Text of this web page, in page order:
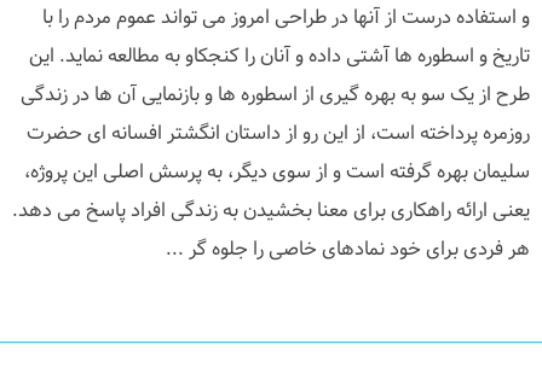
و استفاده درست از آنها در طراحی امروز می تواند عموم مردم را با
تاریخ و اسطوره ها آشتی داده و آنان را کنجکاو به مطالعه نماید. این
طرح از یک سو به بهره گیری از اسطوره ها و بازنمایی آن ها در زندگی
روزمره پرداخته است، از این رو از داستان انگشتر افسانه ای حضرت
سلیمان بهره گرفته است و از سوی دیگر، به پرسش اصلی این پروژه،
یعنی ارائه راهکاری برای معنا بخشیدن به زندگی افراد پاسخ می دهد.
هر فردی برای خود نمادهای خاصی را جلوه گر ...